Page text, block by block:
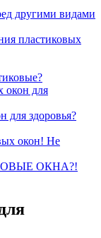
другими видами
пластиковых
окон для
для здоровья?
окон! Не
ОКНА?!